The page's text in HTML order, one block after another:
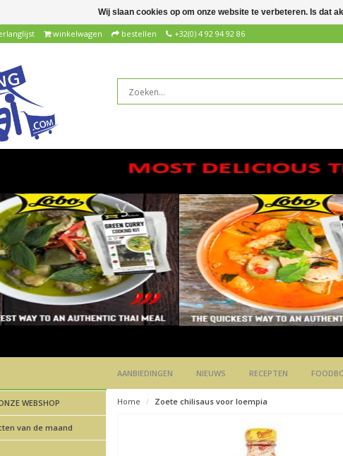
winkelwagen bestellen +32(0) 4 92 94 92 86
AANBIEDINGEN NIEUWS RECEPTEN
WEBSHOP
van de maand
Home Zoete chilisaus voor loempia
Wij slaan cookies op om onze website te verbeteren. Is dat